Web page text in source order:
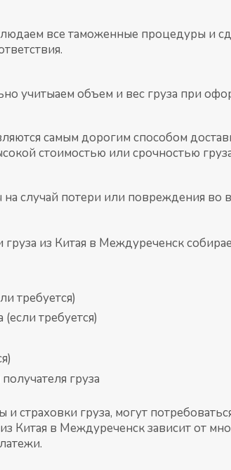
все таможенные процедуры и
учитыаем объем и вес груза при
самым дорогим способом
стоимостью или срочностью
на случай потери или повреждения во
груза из Китая в Междуреченск
требуется)
требуется)
груза
и страховки груза, могут
Китая в Междуреченск зависит от